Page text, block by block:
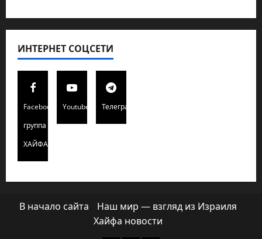
ИНТЕРНЕТ СОЦСЕТИ
Facebook
группа
ХАЙФАИНФО
Youtube Телеграмм
В начало сайта
Наш мир — взгляд из Израиля
Хайфа новости